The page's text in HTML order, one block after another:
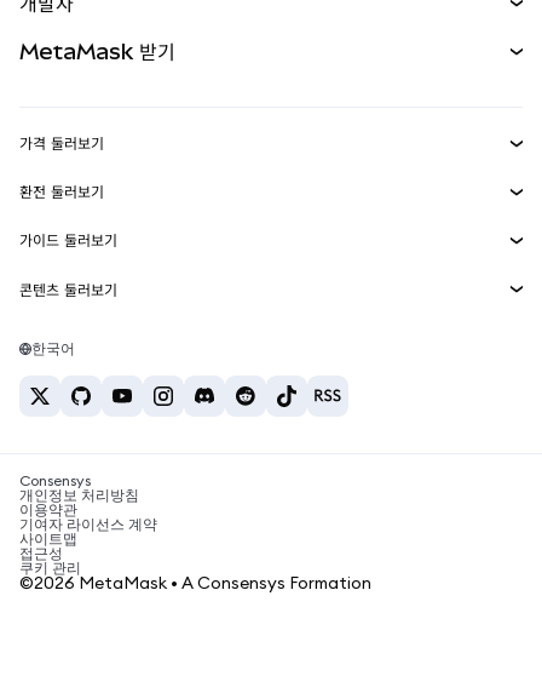
무기한 선물
실물자산
MetaMask Connect
Snaps
웹3 서비스
MetaMask 받기
보안
고객 지원
채용
가격 둘러보기
이더리움 가격
솔라나 가격
테더 가격
환전 둘러보기
ETH를 USD로 환전
USDT를 INR로 환전
BTC를 INR로 환전
ETH를 USDT로 환전
가이드 둘러보기
ETH 매수
USDT 매수
SHIB 매수
BNB 매수
콘텐츠 둘러보기
솔라나 지갑
암호화폐 세금 뉴스
암호화폐 매수 방법
비트코인 매도 방법
한국어
Consensys
개인정보 처리방침
이용약관
기여자 라이선스 계약
사이트맵
접근성
쿠키 관리
©2026 MetaMask • A Consensys Formation